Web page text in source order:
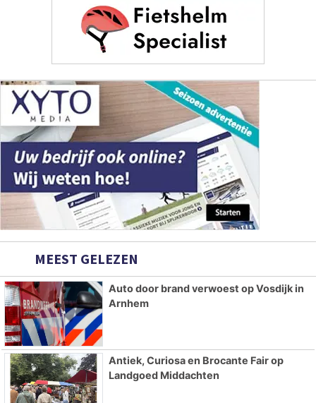
MEEST GELEZEN
Auto door brand verwoest op Vosdijk in
Arnhem
Antiek, Curiosa en Brocante Fair op
Landgoed Middachten